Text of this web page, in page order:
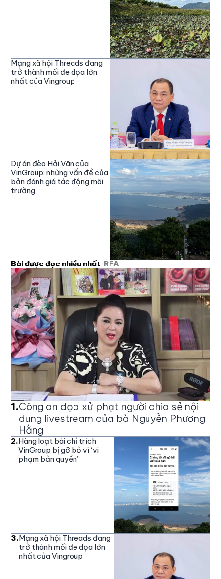
Mạng xã hội Threads đang
trở thành mối đe dọa lớn
nhất của Vingroup
Dự án đèo Hải Vân của
VinGroup: những vấn đề của
bản đánh giá tác động môi
trường
Bài được đọc nhiều nhất RFA
1.Công an dọa xử phạt người chia sẻ nội
dung livestream của bà Nguyễn Phương
Hằng
2.Hàng loạt bài chỉ trích
VinGroup bị gỡ bỏ vì ‘vi
phạm bản quyền’
3.Mạng xã hội Threads đang
trở thành mối đe dọa lớn
nhất của Vingroup